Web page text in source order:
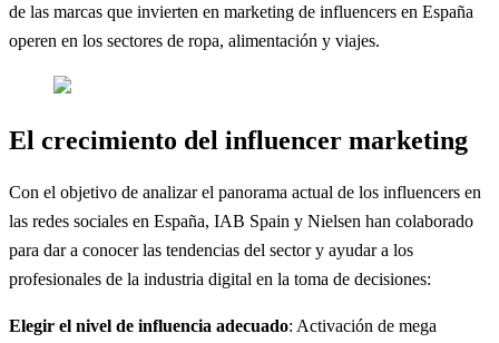
de las marcas que invierten en marketing de influencers en España
operen en los sectores de ropa, alimentación y viajes.
El crecimiento del influencer marketing
Con el objetivo de analizar el panorama actual de los influencers en
las redes sociales en España, IAB Spain y Nielsen han colaborado
para dar a conocer las tendencias del sector y ayudar a los
profesionales de la industria digital en la toma de decisiones:
Elegir el nivel de influencia adecuado: Activación de mega